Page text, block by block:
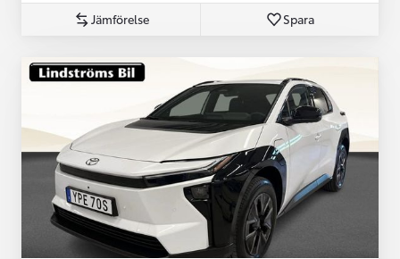
Jämförelse Spara